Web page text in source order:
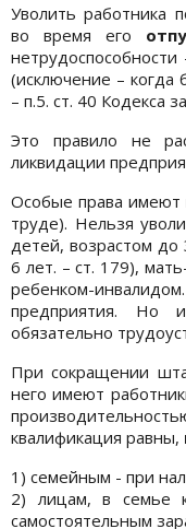
Уволить работника
во время его
(исключение – когда
– п.5. ст. 40 Кодекса
Это правило не
ликвидации
Особые права имеют
труде). Нельзя
детей, возрастом до
6 лет. – ст. 179),
ребенком-
предприятия. Но
обязательно
При сокращении
него имеют
квалификация равны,
1) семейным - при
2) лицам, в семье
самостоятельным